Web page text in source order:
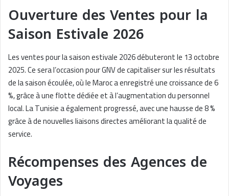
Ouverture des Ventes pour la
Saison Estivale 2026
Les ventes pour la saison estivale 2026 débuteront le 13 octobre
2025. Ce sera l’occasion pour GNV de capitaliser sur les résultats
de la saison écoulée, où le Maroc a enregistré une croissance de 6
%, grâce à une flotte dédiée et à l’augmentation du personnel
local. La Tunisie a également progressé, avec une hausse de 8 %
grâce à de nouvelles liaisons directes améliorant la qualité de
service.
Récompenses des Agences de
Voyages